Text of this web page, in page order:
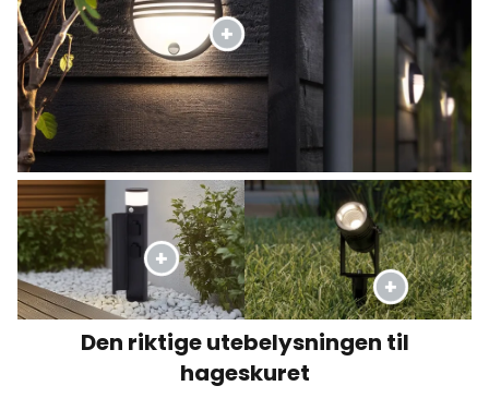
Den riktige utebelysningen til
hageskuret